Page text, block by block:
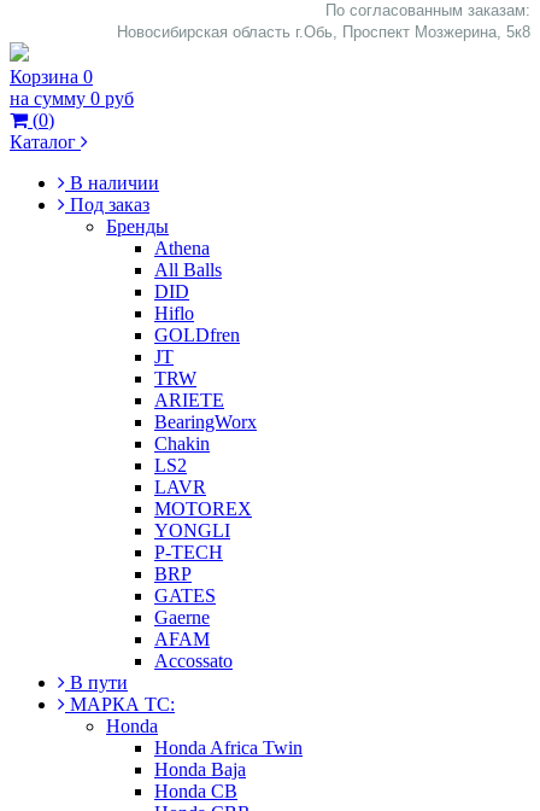
По согласованным заказам:
Новосибирская область г.Обь, Проспект Мозжерина, 5к8​
Корзина 0
на сумму 0 руб
(0)
Каталог
В наличии
Под заказ
Бренды
Athena
All Balls
DID
Hiflo
GOLDfren
JT
TRW
ARIETE
BearingWorx
Chakin
LS2
LAVR
MOTOREX
YONGLI
P-TECH
BRP
GATES
Gaerne
AFAM
Accossato
В пути
МАРКА ТС:
Honda
Honda Africa Twin
Honda Baja
Honda CB